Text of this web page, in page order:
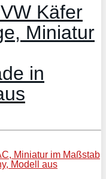
Käfer
Miniatur
in